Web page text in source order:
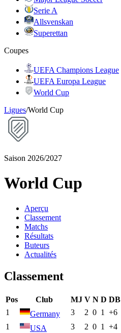
Serie A
Allsvenskan
Superettan
Coupes
UEFA Champions League
UEFA Europa League
World Cup
Ligues/World Cup
Saison 2026/2027
World Cup
Aperçu
Classement
Matchs
Résultats
Buteurs
Actualités
Classement
Pos Club MJ V N D DB
1
Germany 3 2 0 1 +6
1
USA 3 2 0 1 +4